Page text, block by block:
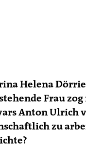
Helena
Frau zog
Anton Ulrich
zu